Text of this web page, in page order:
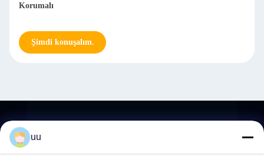
Korumalı
Şimdi konuşalım.
temas
uu